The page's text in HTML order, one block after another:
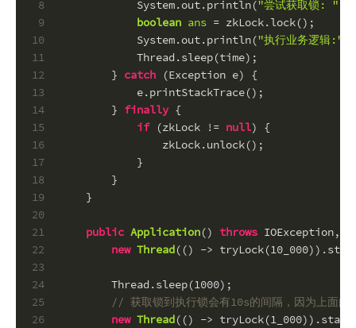
8
9
10
11
12
13
14
15
16
17
18
19
20
21
22
23
24
25
26
            System.out.println(
"尝试获取锁: "
boolean ans = zkLock.lock();
            System.out.println(
"执行业务逻辑:"
            Thread.sleep(time);
        }
catch (Exception e) {
            e.printStackTrace();
        }
finally {
if (zkLock != null) {
                zkLock.unlock();
            }
        }
    }
public Application() throws IOException,
new Thread(() -> tryLock(10_000
        Thread.sleep(
1000);
// 获取锁到执行锁会有10s的间隔，因为上面的
new Thread(() -> tryLock(1_000